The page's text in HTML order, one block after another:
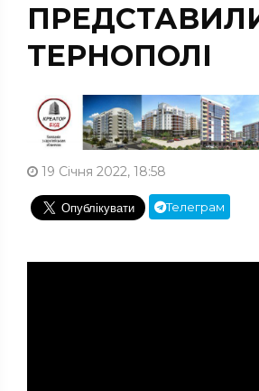
ТЕРНОПОЛІ
19 Січня 2022, 18:58
Телеграм